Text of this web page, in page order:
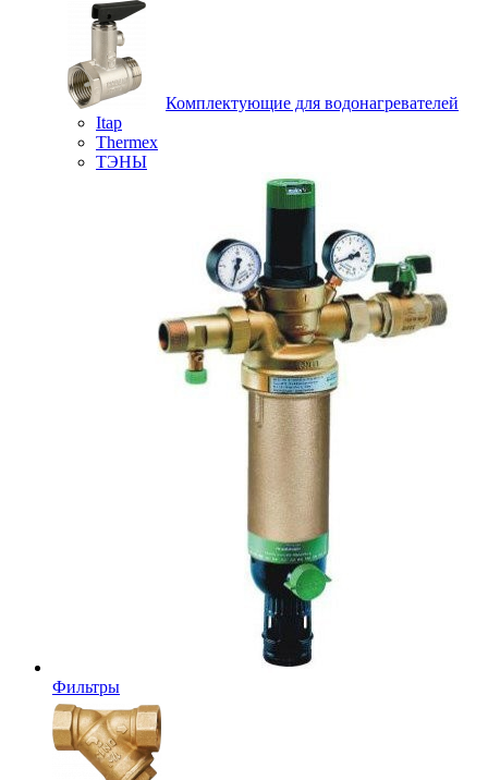
Комплектующие для водонагревателей
Itap
Thermex
ТЭНЫ
Фильтры